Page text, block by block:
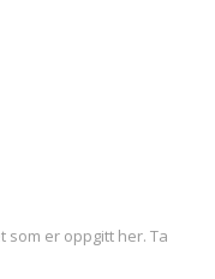
er oppgitt her. Ta